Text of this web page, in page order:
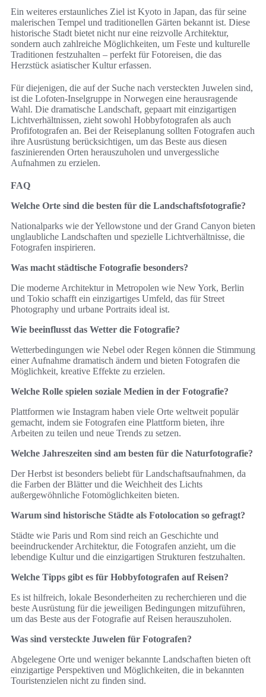
Ein weiteres erstaunliches Ziel ist Kyoto in Japan, das für seine
malerischen Tempel und traditionellen Gärten bekannt ist. Diese
historische Stadt bietet nicht nur eine reizvolle Architektur,
sondern auch zahlreiche Möglichkeiten, um Feste und kulturelle
Traditionen festzuhalten – perfekt für Fotoreisen, die das
Herzstück asiatischer Kultur erfassen.
Für diejenigen, die auf der Suche nach versteckten Juwelen sind,
ist die Lofoten-Inselgruppe in Norwegen eine herausragende
Wahl. Die dramatische Landschaft, gepaart mit einzigartigen
Lichtverhältnissen, zieht sowohl Hobbyfotografen als auch
Profifotografen an. Bei der Reiseplanung sollten Fotografen auch
ihre Ausrüstung berücksichtigen, um das Beste aus diesen
faszinierenden Orten herauszuholen und unvergessliche
Aufnahmen zu erzielen.
FAQ
Welche Orte sind die besten für die Landschaftsfotografie?
Nationalparks wie der Yellowstone und der Grand Canyon bieten
unglaubliche Landschaften und spezielle Lichtverhältnisse, die
Fotografen inspirieren.
Was macht städtische Fotografie besonders?
Die moderne Architektur in Metropolen wie New York, Berlin
und Tokio schafft ein einzigartiges Umfeld, das für Street
Photography und urbane Portraits ideal ist.
Wie beeinflusst das Wetter die Fotografie?
Wetterbedingungen wie Nebel oder Regen können die Stimmung
einer Aufnahme dramatisch ändern und bieten Fotografen die
Möglichkeit, kreative Effekte zu erzielen.
Welche Rolle spielen soziale Medien in der Fotografie?
Plattformen wie Instagram haben viele Orte weltweit populär
gemacht, indem sie Fotografen eine Plattform bieten, ihre
Arbeiten zu teilen und neue Trends zu setzen.
Welche Jahreszeiten sind am besten für die Naturfotografie?
Der Herbst ist besonders beliebt für Landschaftsaufnahmen, da
die Farben der Blätter und die Weichheit des Lichts
außergewöhnliche Fotomöglichkeiten bieten.
Warum sind historische Städte als Fotolocation so gefragt?
Städte wie Paris und Rom sind reich an Geschichte und
beeindruckender Architektur, die Fotografen anzieht, um die
lebendige Kultur und die einzigartigen Strukturen festzuhalten.
Welche Tipps gibt es für Hobbyfotografen auf Reisen?
Es ist hilfreich, lokale Besonderheiten zu recherchieren und die
beste Ausrüstung für die jeweiligen Bedingungen mitzuführen,
um das Beste aus der Fotografie auf Reisen herauszuholen.
Was sind versteckte Juwelen für Fotografen?
Abgelegene Orte und weniger bekannte Landschaften bieten oft
einzigartige Perspektiven und Möglichkeiten, die in bekannten
Touristenzielen nicht zu finden sind.